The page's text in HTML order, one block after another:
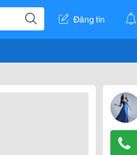
Đăng tin